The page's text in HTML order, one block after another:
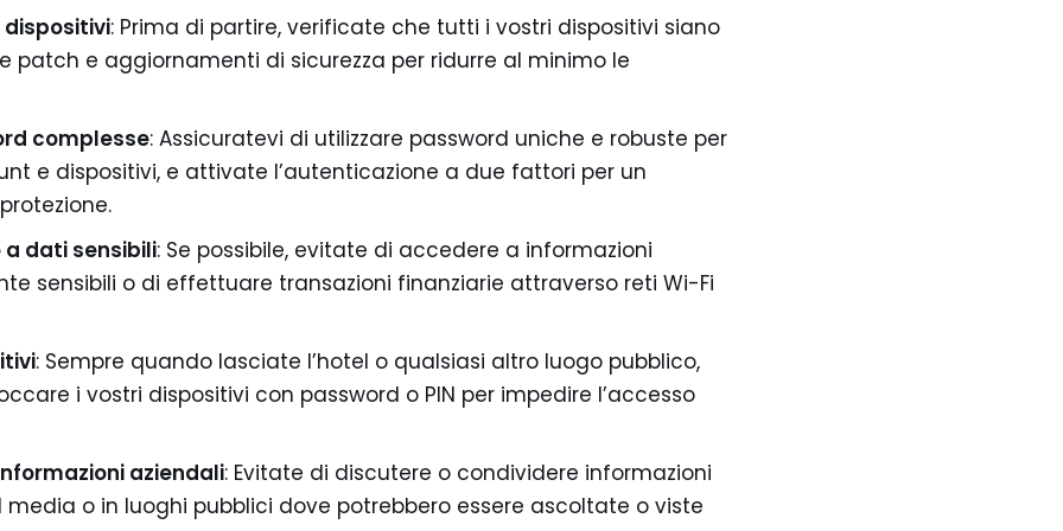
: Prima di partire, verificate che tutti i vostri dispositivi siano
patch e aggiornamenti di sicurezza per ridurre al minimo le
complesse: Assicuratevi di utilizzare password uniche e robuste per
e dispositivi, e attivate l’autenticazione a due fattori per un
a dati sensibili: Se possibile, evitate di accedere a informazioni
sensibili o di effettuare transazioni finanziarie attraverso reti Wi-Fi
: Sempre quando lasciate l’hotel o qualsiasi altro luogo pubblico,
i vostri dispositivi con password o PIN per impedire l’accesso
aziendali: Evitate di discutere o condividere informazioni
media o in luoghi pubblici dove potrebbero essere ascoltate o viste